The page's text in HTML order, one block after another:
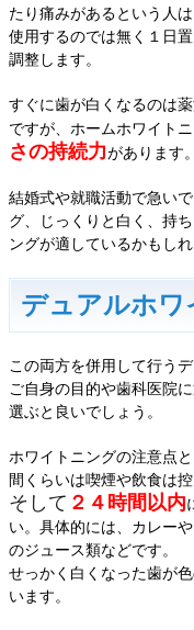
たり痛みがあるという人
使用するのでは無く１日
調整します。
すぐに歯が白くなるのは
ですが、ホームホワイト
さの持続力があります。
結婚式や就職活動で急い
グ、じっくりと白く、持
ングが適しているかもしれ
デュアルホワ
この両方を併用して行う
ご自身の目的や歯科医院
選ぶと良いでしょう。
ホワイトニングの注意点
間くらいは喫煙や飲食は
そして ２４時間以内
い。具体的には、カレー
のジュース類などです。
せっかく白くなった歯が
います。